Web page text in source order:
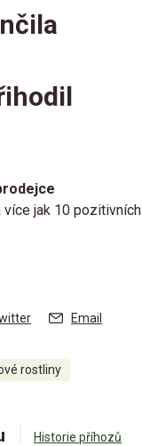
více jak 10 pozitivních
Email
rostliny
Historie příhozů